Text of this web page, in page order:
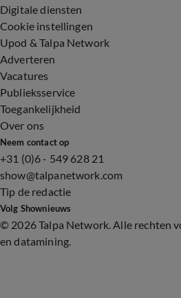
Digitale diensten
Cookie instellingen
Upod & Talpa Network
Adverteren
Vacatures
Publieksservice
Toegankelijkheid
Over ons
Neem contact op
+31 (0)6 - 549 628 21
show@talpanetwork.com
Tip de redactie
Volg Shownieuws
© 2026 Talpa Network. Alle rechten
en datamining.